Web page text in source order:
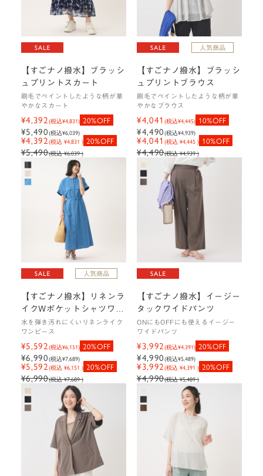
【すごナノ撥水】ブラッシ
ュプリントスカート
刷毛でペイントしたような柄が華
やかなスカート
¥4,392(税込¥4,831) 20%OFF
¥5,490(税込¥6,039)
¥4,392(税込 ¥4,831 ) 20%OFF
¥5,490(税込 ¥6,039 )
【すごナノ撥水】ブラッシ
ュプリントブラウス
刷毛でペイントしたような柄が華
やかなブラウス
¥4,041 (税込¥4,445) 10%OFF
¥4,490(税込¥4,939)
¥4,041 (税込 ¥4,445 ) 10%OFF
¥4,490(税込 ¥4,939 )
【すごナノ撥水】リネンラ
イクWポケットシャツワン
ピース
水を弾き汚れにくいリネンライク
ワンピース
¥5,592(税込¥6,151) 20%OFF
¥6,990(税込¥7,689)
¥5,592(税込 ¥6,151 ) 20%OFF
¥6,990(税込 ¥7,689 )
【すごナノ撥水】イージー
タックワイドパンツ
ONにもOFFにも使えるイージー
ワイドパンツ
¥3,992(税込¥4,391) 20%OFF
¥4,990(税込¥5,489)
¥3,992(税込 ¥4,391 ) 20%OFF
¥4,990(税込 ¥5,489 )